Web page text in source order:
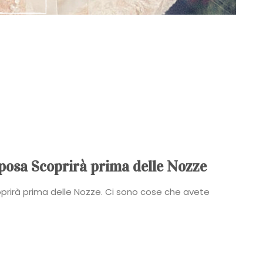
Scoprirà prima delle Nozze
prima delle Nozze. Ci sono cose che avete